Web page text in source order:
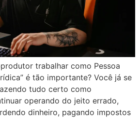
trabalhar como Pessoa
é tão importante? Você já se
tudo certo como
operando do jeito errado,
dinheiro, pagando impostos